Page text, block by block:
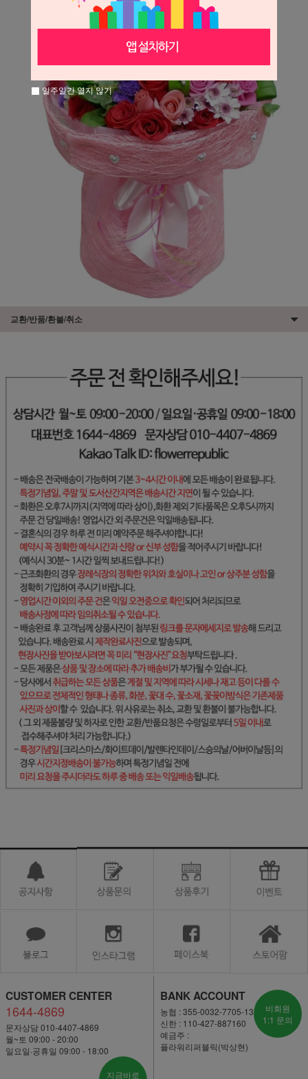
교환/반품/환불/취소
CUSTOMER CENTER
1644-4869
문자상담 010-4407-4869
월~토 09:00 - 20:00
일요일·공휴일 09:00 - 18:00
지금바로
BANK ACCOUNT
농협 : 355-0032-7705-13
신한 : 110-427-887160
예금주 :
플라워리퍼블릭(박상현)
비회원
1:1 문의
일주일간 열지 않기